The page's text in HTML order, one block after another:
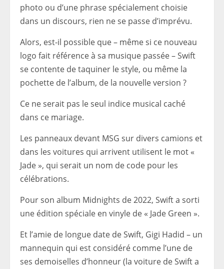
photo ou d’une phrase spécialement choisie
dans un discours, rien ne se passe d’imprévu.
Alors, est-il possible que – même si ce nouveau
logo fait référence à sa musique passée – Swift
se contente de taquiner le style, ou même la
pochette de l’album, de la nouvelle version ?
Ce ne serait pas le seul indice musical caché
dans ce mariage.
Les panneaux devant MSG sur divers camions et
dans les voitures qui arrivent utilisent le mot «
Jade », qui serait un nom de code pour les
célébrations.
Pour son album Midnights de 2022, Swift a sorti
une édition spéciale en vinyle de « Jade Green ».
Et l’amie de longue date de Swift, Gigi Hadid – un
mannequin qui est considéré comme l’une de
ses demoiselles d’honneur (la voiture de Swift a